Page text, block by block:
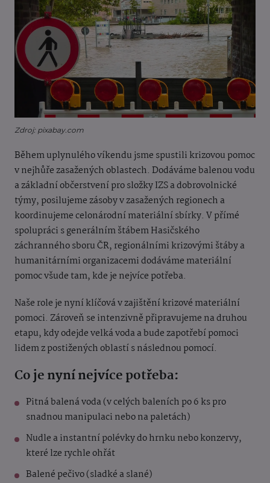
Zdroj: pixabay.com
Během uplynulého víkendu jsme spustili krizovou pomoc
v nejhůře zasažených oblastech. Dodáváme balenou vodu
a základní občerstvení pro složky IZS a dobrovolnické
týmy, posilujeme zásoby v zasažených regionech a
koordinujeme celonárodní materiální sbírky. V přímé
spolupráci s generálním štábem Hasičského
záchranného sboru ČR, regionálními krizovými štáby a
humanitárními organizacemi dodáváme materiální
pomoc všude tam, kde je nejvíce potřeba.
Naše role je nyní klíčová v zajištění krizové materiální
pomoci. Zároveň se intenzivně připravujeme na druhou
etapu, kdy odejde velká voda a bude zapotřebí pomoci
lidem z postižených oblastí s následnou pomocí.
Co je nyní nejvíce potřeba:
Pitná balená voda (v celých baleních po 6 ks pro
snadnou manipulaci nebo na paletách)
Nudle a instantní polévky do hrnku nebo konzervy,
které lze rychle ohřát
Balené pečivo (sladké a slané)